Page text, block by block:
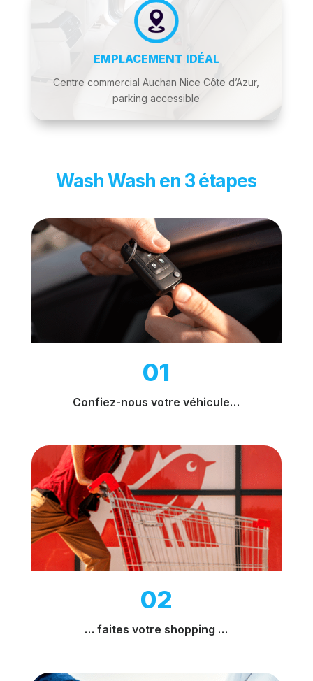
EMPLACEMENT IDÉAL
Centre commercial Auchan Nice Côte d’Azur,
parking accessible
Wash Wash en 3 étapes
01
Confiez-nous votre véhicule…
02
… faites votre shopping …